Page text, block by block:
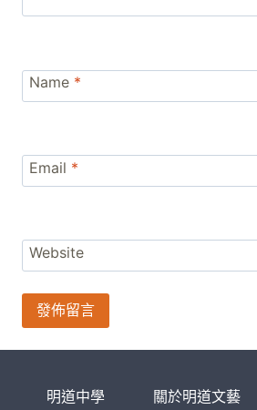
Name *
Email *
Website
明道中學 關於明道文藝